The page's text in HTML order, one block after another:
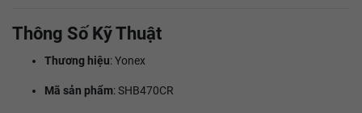
Thông Số Kỹ Thuật
Thương hiệu: Yonex
Mã sản phẩm: SHB470CR